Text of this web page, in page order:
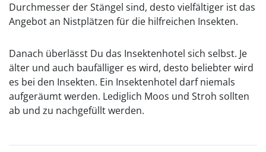
Durchmesser der Stängel sind, desto vielfältiger ist das
Angebot an Nistplätzen für die hilfreichen Insekten.
Danach überlässt Du das Insektenhotel sich selbst. Je
älter und auch baufälliger es wird, desto beliebter wird
es bei den Insekten. Ein Insektenhotel darf niemals
aufgeräumt werden. Lediglich Moos und Stroh sollten
ab und zu nachgefüllt werden.